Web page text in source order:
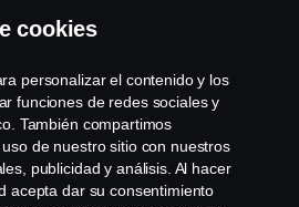
All rights reserved. Scania
Södertälje, Sweden, Tel:
8-55 38 10 37.
cookies
personalizar el contenido y los
funciones de redes sociales y
También compartimos
de nuestro sitio con nuestros
publicidad y análisis. Al hacer
acepta dar su consentimiento